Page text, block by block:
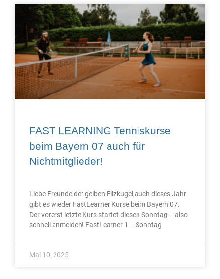
FAST LEARNING Tenniskurse
beim Bayern 07 auch für
Nichtmitglieder!
Liebe Freunde der gelben Filzkugel,auch dieses Jahr
gibt es wieder FastLearner Kurse beim Bayern 07.
Der vorerst letzte Kurs startet diesen Sonntag – also
schnell anmelden! FastLearner 1 – Sonntag
Mai 10, 2025